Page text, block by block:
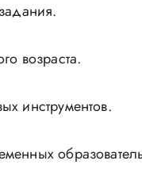
возраста.
инструментов.